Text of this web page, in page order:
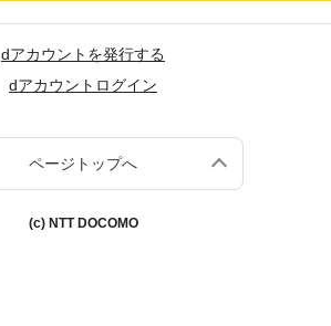
dアカウントを発行する
dアカウントログイン
ページトップへ
(c) NTT DOCOMO